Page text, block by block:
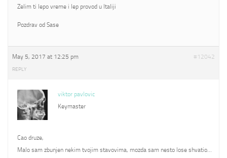
Zelim ti lepo vreme i lep provod u Italiji
Pozdrav od Sase
May 5, 2017 at 12:25 pm #12042
REPLY
viktor pavlovic
Keymaster
Cao druze,
Malo sam zbunjen nekim tvojim stavovima, mozda sam nesto lose shvatio…